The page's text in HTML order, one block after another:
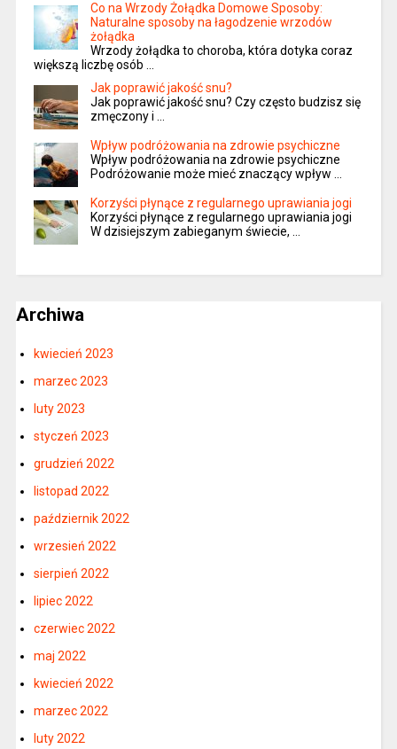
Co na Wrzody Żołądka Domowe Sposoby:
Naturalne sposoby na łagodzenie wrzodów
żołądka
Wrzody żołądka to choroba, która dotyka coraz
większą liczbę osób …
Jak poprawić jakość snu?
Jak poprawić jakość snu? Czy często budzisz się
zmęczony i …
Wpływ podróżowania na zdrowie psychiczne
Wpływ podróżowania na zdrowie psychiczne
Podróżowanie może mieć znaczący wpływ …
Korzyści płynące z regularnego uprawiania jogi
Korzyści płynące z regularnego uprawiania jogi
W dzisiejszym zabieganym świecie, …
Archiwa
kwiecień 2023
marzec 2023
luty 2023
styczeń 2023
grudzień 2022
listopad 2022
październik 2022
wrzesień 2022
sierpień 2022
lipiec 2022
czerwiec 2022
maj 2022
kwiecień 2022
marzec 2022
luty 2022